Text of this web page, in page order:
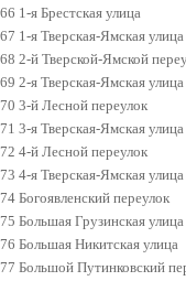
66 1-я Брестская улица
67 1-я Тверская-Ямская улица
68 2-й Тверской-Ямской
69 2-я Тверская-Ямская улица
70 3-й Лесной переулок
71 3-я Тверская-Ямская улица
72 4-й Лесной переулок
73 4-я Тверская-Ямская улица
74 Богоявленский переулок
75 Большая Грузинская
76 Большая Никитская улица
77 Большой Путинковский